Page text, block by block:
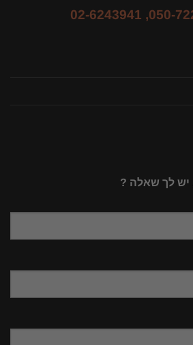
050-
,
02-6243941
יש לך שאלה ?